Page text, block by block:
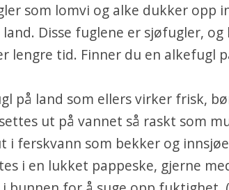
som lomvi og alke dukker opp
Disse fuglene er sjøfugler, og
lengre tid. Finner du en alkefugl
på land som ellers virker frisk,
ut på vannet så raskt som
i ferskvann som bekker og
i en lukket pappeske, gjerne